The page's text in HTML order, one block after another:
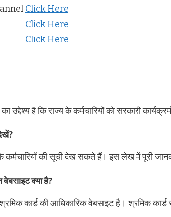
Click Here
Click Here
Click Here
उद्देश्य है कि राज्य के कर्मचारियों को सरकारी
की सूची देख सकते हैं। इस लेख में पूरी
वेबसाइट क्या है?
कार्ड की आधिकारिक वेबसाइट है। श्रमिक